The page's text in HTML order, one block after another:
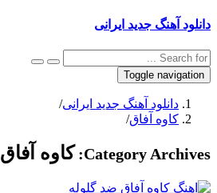
دانلود آهنگ جدید ایرانی
Toggle navigation
دانلود آهنگ جدید ایرانی/
کاوه آفاق/
Category Archives: کاوه آفاق